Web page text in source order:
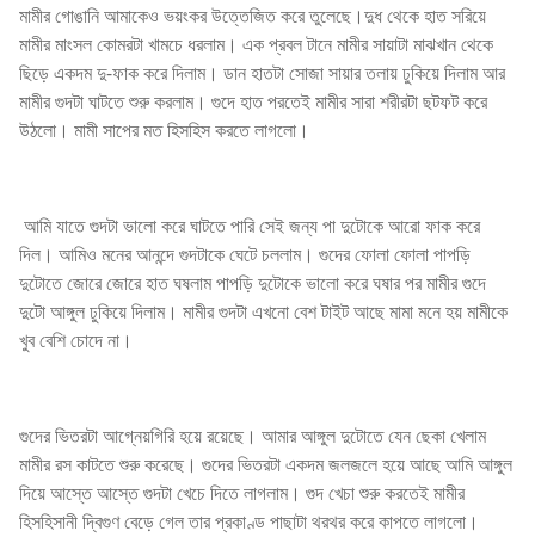
মামীর গোঙানি আমাকেও ভয়ংকর উত্তেজিত করে তুলেছে।দুধ থেকে হাত সরিয়ে
মামীর মাংসল কোমরটা খামচে ধরলাম। এক প্রবল টানে মামীর সায়াটা মাঝখান থেকে
ছিড়ে একদম দু-ফাক করে দিলাম। ডান হাতটা সোজা সায়ার তলায় ঢুকিয়ে দিলাম আর
মামীর গুদটা ঘাটতে শুরু করলাম। গুদে হাত পরতেই মামীর সারা শরীরটা ছটফট করে
উঠলো। মামী সাপের মত হিসহিস করতে লাগলো।
আমি যাতে গুদটা ভালো করে ঘাটতে পারি সেই জন্য পা দুটোকে আরো ফাক করে
দিল। আমিও মনের আনন্দে গুদটাকে ঘেটে চললাম। গুদের ফোলা ফোলা পাপড়ি
দুটোতে জোরে জোরে হাত ঘষলাম পাপড়ি দুটোকে ভালো করে ঘষার পর মামীর গুদে
দুটো আঙ্গুল ঢুকিয়ে দিলাম। মামীর গুদটা এখনো বেশ টাইট আছে মামা মনে হয় মামীকে
খুব বেশি চোদে না।
গুদের ভিতরটা আগ্নেয়গিরি হয়ে রয়েছে। আমার আঙ্গুল দুটোতে যেন ছেকা খেলাম
মামীর রস কাটতে শুরু করেছে। গুদের ভিতরটা একদম জলজলে হয়ে আছে আমি আঙ্গুল
দিয়ে আস্তে আস্তে গুদটা খেচে দিতে লাগলাম। গুদ খেচা শুরু করতেই মামীর
হিসহিসানী দ্বিগুণ বেড়ে গেল তার প্রকাণ্ড পাছাটা থরথর করে কাপতে লাগলো।